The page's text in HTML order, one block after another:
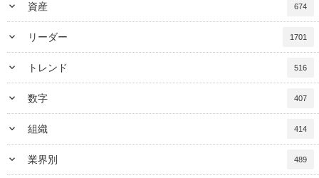
keyboard_arrow_down 資産 674
keyboard_arrow_down リーダー 1701
keyboard_arrow_down トレンド 516
keyboard_arrow_down 数字 407
keyboard_arrow_down 組織 414
keyboard_arrow_down 業界別 489